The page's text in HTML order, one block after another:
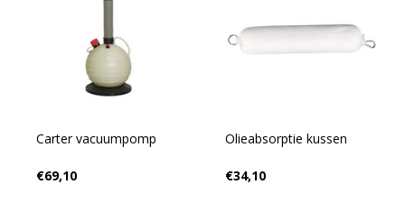
Carter vacuumpomp
€69,10
Olieabsorptie kussen
€34,10